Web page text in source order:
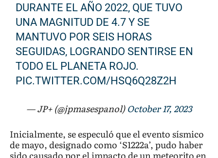
DURANTE EL AÑO 2022, QUE TUVO
UNA MAGNITUD DE 4.7 Y SE
MANTUVO POR SEIS HORAS
SEGUIDAS, LOGRANDO SENTIRSE EN
TODO EL PLANETA ROJO.
PIC.TWITTER.COM/HSQ6Q28Z2H
— JP+ (@jpmasespanol)October 17, 2023
Inicialmente, se especuló que el evento sísmico
de mayo, designado como ‘S1222a’, pudo haber